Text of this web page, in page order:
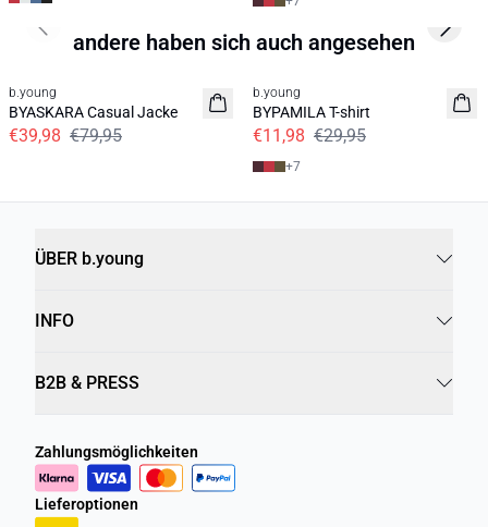
andere haben sich auch angesehen
b.young
BYASKARA Casual Jacke
€39,98 €79,95
60%
b.young
BYPAMILA T-shirt
€11,98 €29,95
+7
Previous slide Next
ÜBER b.young
INFO
B2B & PRESS
Zahlungsmöglichkeiten
Lieferoptionen